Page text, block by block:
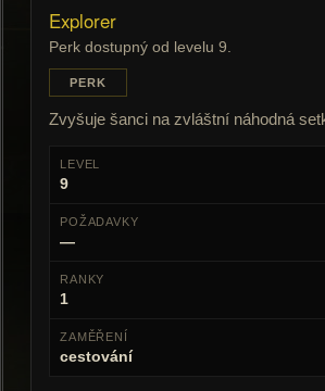
Explorer
Perk dostupný od levelu 9.
PERK
Zvyšuje šanci na zvláštní náhodná
LEVEL
9
POŽADAVKY
—
RANKY
1
ZAMĚŘENÍ
cestování